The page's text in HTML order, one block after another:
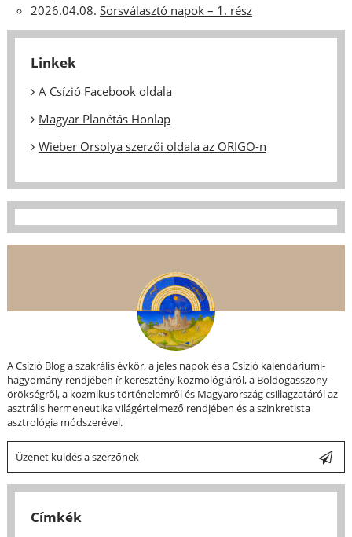
2026.04.08. Sorsválasztó napok – 1. rész
Linkek
A Csízió Facebook oldala
Magyar Planétás Honlap
Wieber Orsolya szerzői oldala az ORIGO-n
A Csízió Blog a szakrális évkör, a jeles napok és a Csízió kalendáriumi-
hagyomány rendjében ír keresztény kozmológiáról, a Boldogasszony-
örökségről, a kozmikus történelemről és Magyarország csillagzatáról az
asztrális hermeneutika világértelmező rendjében és a szinkretista
asztrológia módszerével.
Üzenet küldés a szerzőnek
Címkék